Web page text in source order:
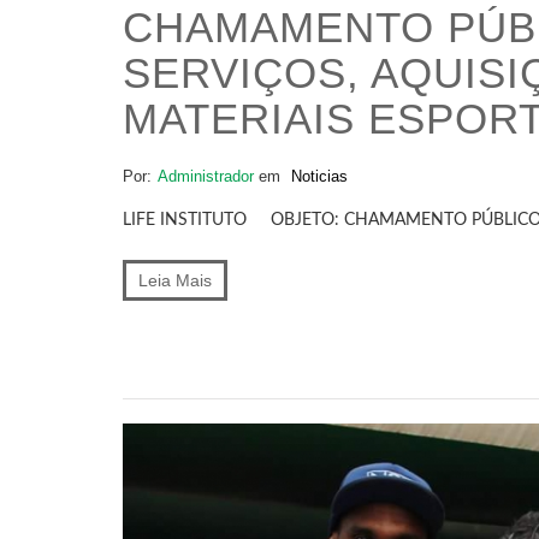
CHAMAMENTO
SERVIÇOS,
MATERIAIS
Por: Administradorem Noticias
LIFE INSTITUTO OBJETO: CHAMAMENTO PÚBLICO
Leia Mais